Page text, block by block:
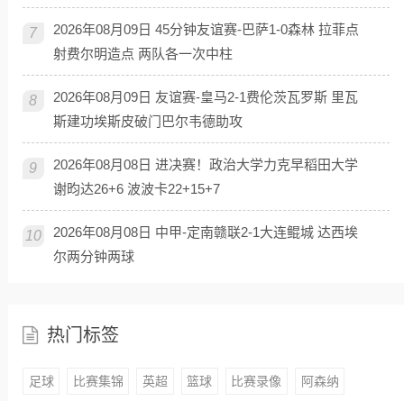
7
2026年08月09日 45分钟友谊赛-巴萨1-0森林 拉菲点
射费尔明造点 两队各一次中柱
8
2026年08月09日 友谊赛-皇马2-1费伦茨瓦罗斯 里瓦
斯建功埃斯皮破门巴尔韦德助攻
9
2026年08月08日 进决赛！政治大学力克早稻田大学
谢昀达26+6 波波卡22+15+7
10
2026年08月08日 中甲-定南赣联2-1大连鲲城 达西埃
尔两分钟两球
热门标签
足球 比赛集锦 英超 篮球 比赛录像 阿森纳